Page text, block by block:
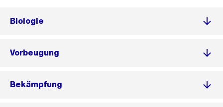
Biologie
Vorbeugung
Bekämpfung